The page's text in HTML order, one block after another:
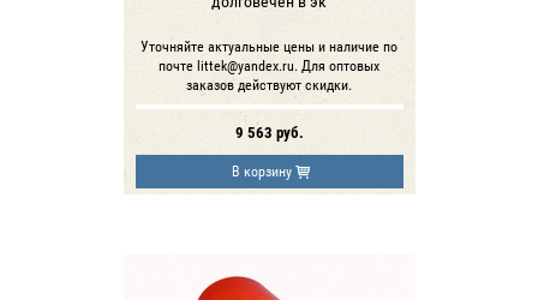
Уточняйте актуальные цены и наличие по
почте littek@yandex.ru. Для оптовых
заказов действуют скидки.
9 563 руб.
В корзину